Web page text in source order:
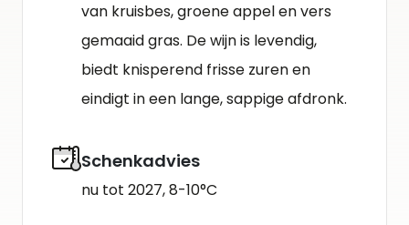
van kruisbes, groene appel en vers
gemaaid gras. De wijn is levendig,
biedt knisperend frisse zuren en
eindigt in een lange, sappige afdronk.
Schenkadvies
nu tot 2027, 8-10°C